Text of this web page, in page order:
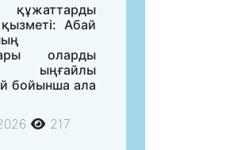
Абай
оларды
ыңғайлы
бойынша ала
217